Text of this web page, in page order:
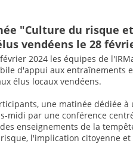
"Culture du risque
vendéens le 28
2024 les équipes de
d'appui aux entraînements
élus locaux vendéens.
une matinée dédiée à
midi par une conférence
enseignements de la
l'implication citoyenne et